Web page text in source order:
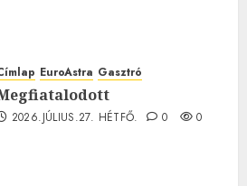
EuroAstra Gasztró
2026.JÚLIUS.27. HÉTFŐ. 0 0